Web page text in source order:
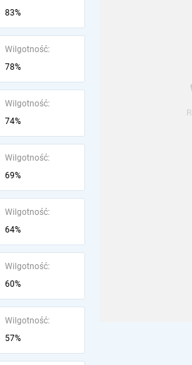
83%
Wilgotność:
78%
Wilgotność:
74%
Wilgotność:
69%
Wilgotność:
64%
Wilgotność:
60%
Wilgotność:
57%